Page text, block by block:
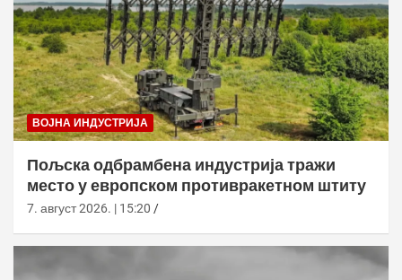
ВОЈНА ИНДУСТРИЈА
Пољска одбрамбена индустрија тражи
место у европском противракетном штиту
7. август 2026. | 15:20